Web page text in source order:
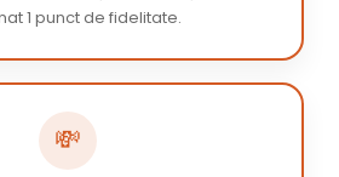
1 punct de fidelitate.
💸